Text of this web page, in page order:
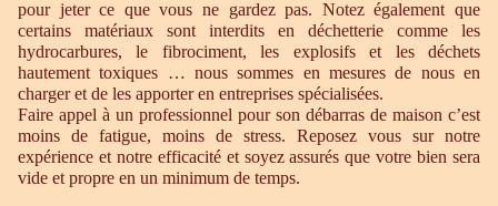
pour jeter ce que vous ne gardez pas. Notez également que
certains matériaux sont interdits en déchetterie comme les
hydrocarbures, le fibrociment, les explosifs et les déchets
hautement toxiques … nous sommes en mesures de nous en
charger et de les apporter en entreprises spécialisées.
Faire appel à un professionnel pour son débarras de maison c’est
moins de fatigue, moins de stress. Reposez vous sur notre
expérience et notre efficacité et soyez assurés que votre bien sera
vide et propre en un minimum de temps.